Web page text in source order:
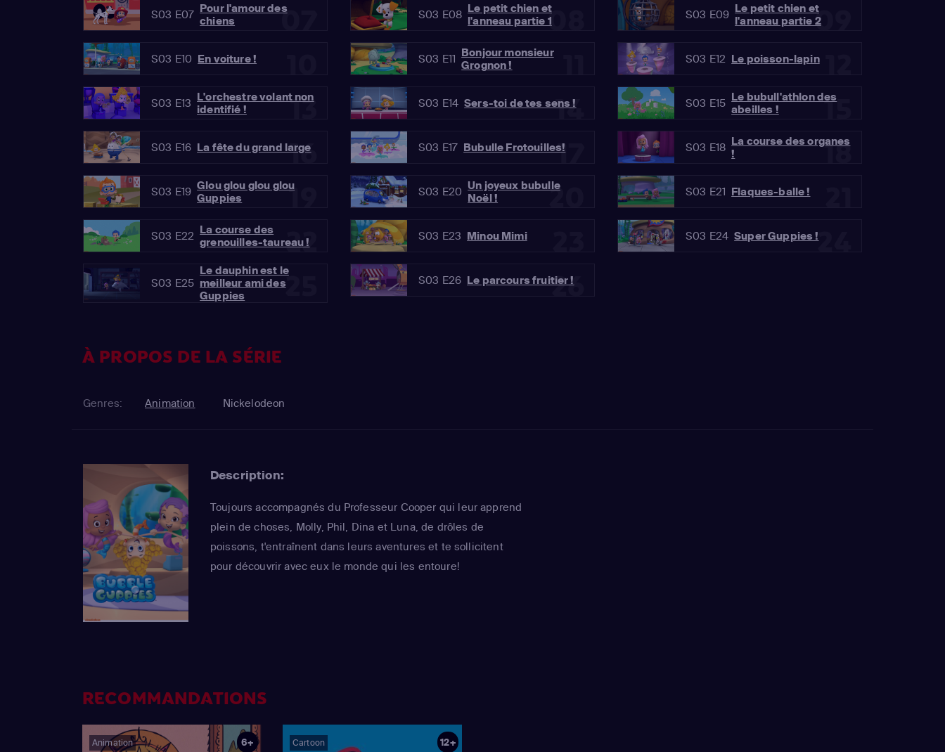
07
S03 E07 Pour l'amour des
chiens
08
S03 E08 Le petit chien et
l'anneau partie 1
09
S03 E09 Le petit chien et
l'anneau partie 2
S03 E10 En voiture ! S03 E11 Bonjour monsieur
Grognon !
S03 E12 Le poisson-lapin
13
S03 E13 L'orchestre volant non
identifié !
14
S03 E14 Sers-toi de tes sens ! 15
S03 E15 Le bubull'athlon des
abeilles !
16
S03 E16 La fête du grand large 17
S03 E17 Bubulle Frotouilles! 18
S03 E18 La course des organes
!
19
S03 E19 Glou glou glou glou
Guppies
20
S03 E20 Un joyeux bubulle
Noël !
S03 E21 Flaques-balle !
22
S03 E22 La course des
grenouilles-taureau !
S03 E23 Minou Mimi 24
S03 E24 Super Guppies !
25
S03 E25
Le dauphin est le
meilleur ami des
Guppies
26
S03 E26 Le parcours fruitier !
À PROPOS DE LA SÉRIE
Genres: Animation Nickelodeon
Description:
Toujours accompagnés du Professeur Cooper qui leur apprend
plein de choses, Molly, Phil, Dina et Luna, de drôles de
poissons, t'entraînent dans leurs aventures et te sollicitent
pour découvrir avec eux le monde qui les entoure!
RECOMMANDATIONS
Animation 6+
Cartoon
12+